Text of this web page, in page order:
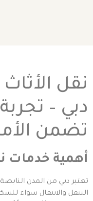
نقل
دبي –
تضمن
أهمية خدمات
تعتبر دبي من المدن
التنقل والانتقال سواء